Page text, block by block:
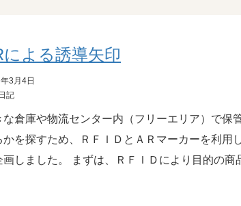
による誘導矢印
3月4日
記
な倉庫や物流センター内（フリーエリア）で保
かを探すため、ＲＦＩＤとＡＲマーカーを利用
画しました。 まずは、ＲＦＩＤにより目的の